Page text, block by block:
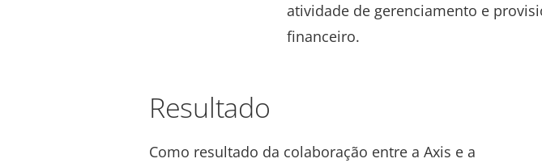
atividade de gerenciamento e
financeiro.
Resultado
Como resultado da colaboração entre a Axis e a